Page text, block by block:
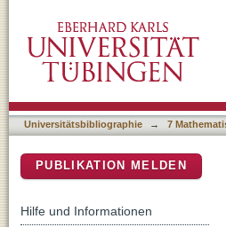
Universitätsbibliographie → 7
PUBLIKATION MELDEN
Hilfe und Informationen